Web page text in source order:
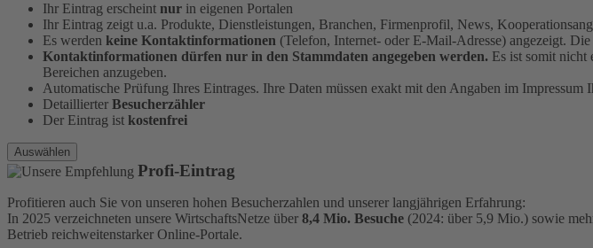
Ihr Eintrag erscheint nur in eigenen Portalen
Ihr Eintrag zeigt u.a. Produkte, Dienstleistungen, Branchen, Firmenprofil, News,
Es werden keine Kontaktinformationen (Telefon, Internet- oder E-Mail-Adresse) angezeigt.
Kontaktinformationen dürfen nur in den Stammdaten angegeben werden. Es ist somit nicht
Bereichen anzugeben.
Automatische Prüfung Ihres Eintrages. Ihre Daten müssen exakt mit den Angaben im Impressum
Detaillierter Besucherzähler
Der Eintrag ist kostenfrei
Auswählen
Profi-Eintrag
Profitieren auch Sie von unseren hohen Besucherzahlen und unserer langjährigen Erfahrung:
In 2025 verzeichneten unsere WirtschaftsNetze über 8,4 Mio. Besuche (2024: über 5,9 Mio.) sowie
Betrieb reichweitenstarker Online-Portale.